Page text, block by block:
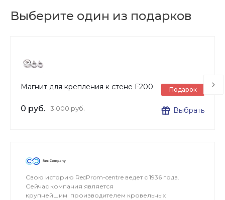
Выберите один из подарков
Магнит для крепления к стене F200
0 руб. 3 000 руб.
Подарок
Выбрать
Свою историю RecProm-centre ведет с 1936 года.
Сейчас компания является
крупнейшим производителем кровельных